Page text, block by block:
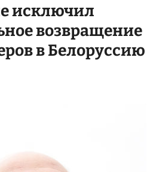
исключил
возвращение
в Белоруссию